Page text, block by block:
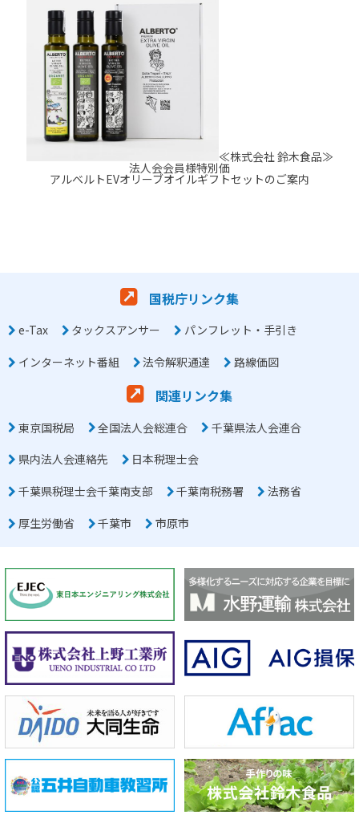
≪株式会社 鈴木食品≫
法人会会員様特別価
アルベルトEVオリーブオイルギフトセットのご案内
国税庁リンク集
e-Tax タックスアンサー
パンフレット・手引き
インターネット番組
法令解釈通達 路線価図
関連リンク集
東京国税局 全国法人会総連合
千葉県法人会連合
県内法人会連絡先
日本税理士会
千葉県税理士会千葉南支部
千葉南税務署
法務省
厚生労働省
千葉市 市原市